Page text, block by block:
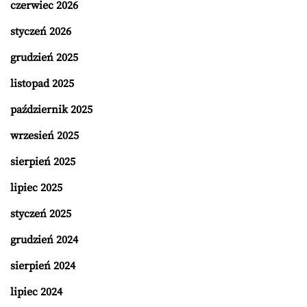
czerwiec 2026
styczeń 2026
grudzień 2025
listopad 2025
październik 2025
wrzesień 2025
sierpień 2025
lipiec 2025
styczeń 2025
grudzień 2024
sierpień 2024
lipiec 2024